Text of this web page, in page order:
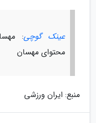
عینک گوچی:
محتوای مهسان
منبع: ایران ورزشی